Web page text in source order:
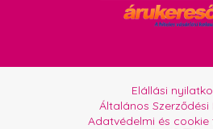
Elállási
Általános Szerződési
Adatvédelmi és